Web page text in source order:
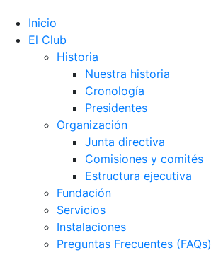
Inicio
El Club
Historia
Nuestra historia
Cronología
Presidentes
Organización
Junta directiva
Comisiones y comités
Estructura ejecutiva
Fundación
Servicios
Instalaciones
Preguntas Frecuentes (FAQs)